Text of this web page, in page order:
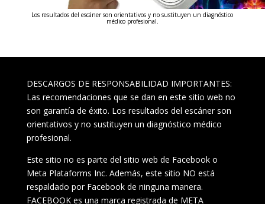
Los resultados del escáner son orientativos y no sustituyen un diagnóstico
médico profesional.
DESCARGOS DE RESPONSABILIDAD IMPORTANTES:
Las recomendaciones que se dan en este sitio web no
son garantía de éxito. Los resultados del escáner son
orientativos y no sustituyen un diagnóstico médico
profesional.
Este sitio no es parte del sitio web de Facebook o
Meta Plataforms Inc. Además, este sitio NO está
respaldado por Facebook de ninguna manera.
FACEBOOK es una marca registrada de META